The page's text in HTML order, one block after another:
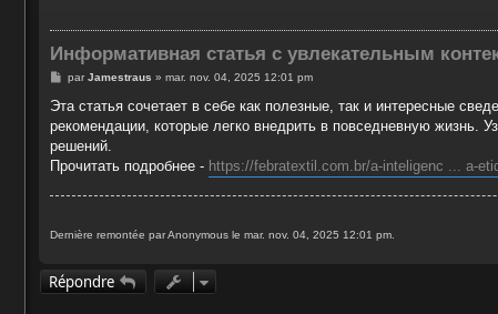
Информативная статья с увлекательным
M
s
a
g
parJamestraus » mar. nov. 04, 2025 12:01 pm
Эта статья сочетает в себе как полезные, так и интересные
рекомендации, которые легко внедрить в повседневную жизнь.
решений.
Прочитать подробнее - https://febratextil.com.br/a-inteligenc ... a-
Dernière remontée par Anonymous le mar. nov. 04, 2025 12:01 pm.
Répondre